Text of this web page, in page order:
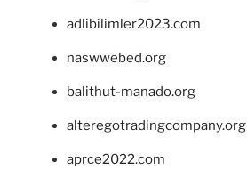
adlibilimler2023.com
naswwebed.org
balithut-manado.org
alteregotradingcompany.org
aprce2022.com